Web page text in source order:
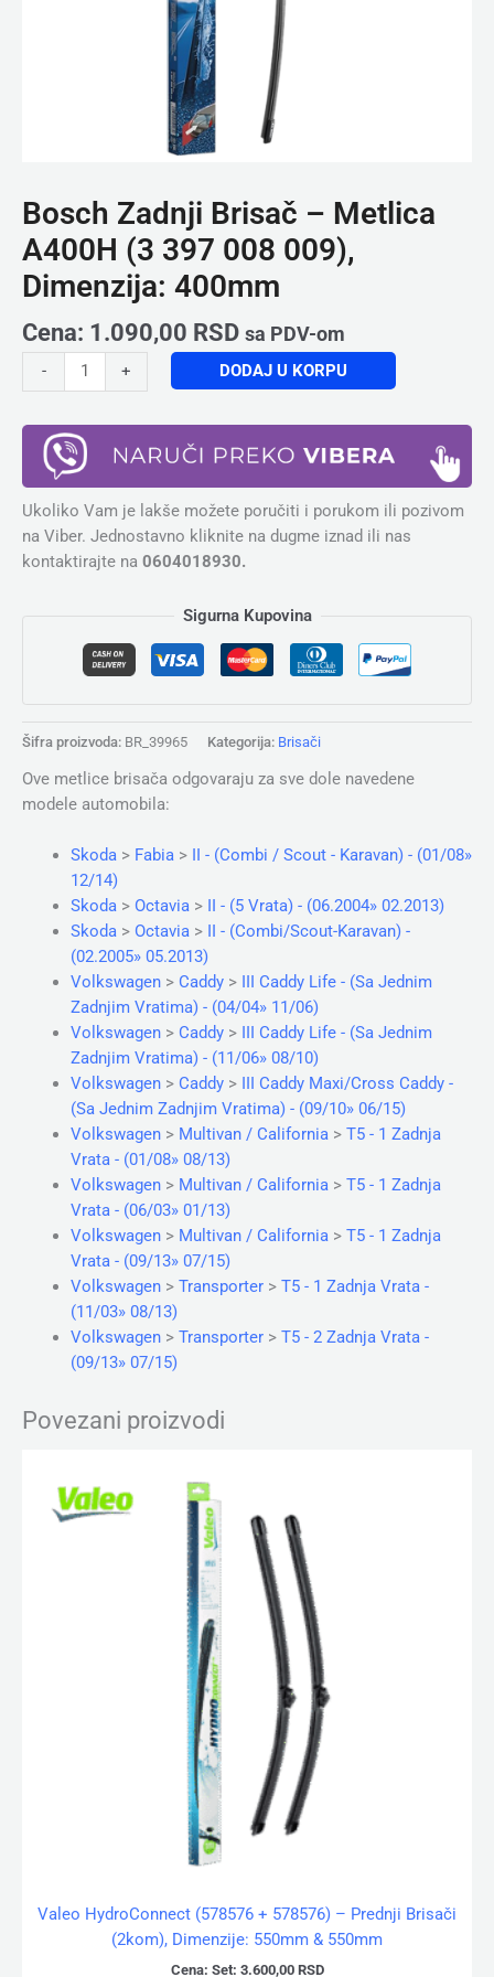
Bosch Zadnji Brisač – Metlica
A400H (3 397 008 009),
Dimenzija: 400mm
Cena: 1.090,00 RSD sa PDV-om
- + DODAJ U KORPU
Ukoliko Vam je lakše možete poručiti i porukom ili pozivom
na Viber. Jednostavno kliknite na dugme iznad ili nas
kontaktirajte na 0604018930.
Sigurna Kupovina
Šifra proizvoda: BR_39965 Kategorija: Brisači
Ove metlice brisača odgovaraju za sve dole navedene
modele automobila:
Skoda> Fabia> II - (Combi / Scout - Karavan) - (01/08»
12/14)
Skoda> Octavia> II - (5 Vrata) - (06.2004» 02.2013)
Skoda> Octavia> II - (Combi/Scout-Karavan) -
(02.2005» 05.2013)
Volkswagen> Caddy> III Caddy Life - (Sa Jednim
Zadnjim Vratima) - (04/04» 11/06)
Volkswagen> Caddy> III Caddy Life - (Sa Jednim
Zadnjim Vratima) - (11/06» 08/10)
Volkswagen> Caddy> III Caddy Maxi/Cross Caddy -
(Sa Jednim Zadnjim Vratima) - (09/10» 06/15)
Volkswagen> Multivan / California> T5 - 1 Zadnja
Vrata - (01/08» 08/13)
Volkswagen> Multivan / California> T5 - 1 Zadnja
Vrata - (06/03» 01/13)
Volkswagen> Multivan / California> T5 - 1 Zadnja
Vrata - (09/13» 07/15)
Volkswagen> Transporter> T5 - 1 Zadnja Vrata -
(11/03» 08/13)
Volkswagen> Transporter> T5 - 2 Zadnja Vrata -
(09/13» 07/15)
Povezani proizvodi
Valeo HydroConnect (578576 + 578576) – Prednji Brisači
(2kom), Dimenzije: 550mm & 550mm
Cena: Set: 3.600,00 RSD